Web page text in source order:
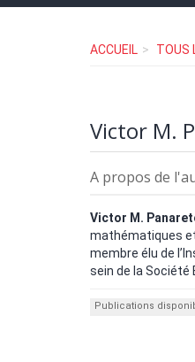
ACCUEIL TOUS
Victor M.
A propos de
Victor M.
mathématiques et
membre élu de
sein de la
Publications